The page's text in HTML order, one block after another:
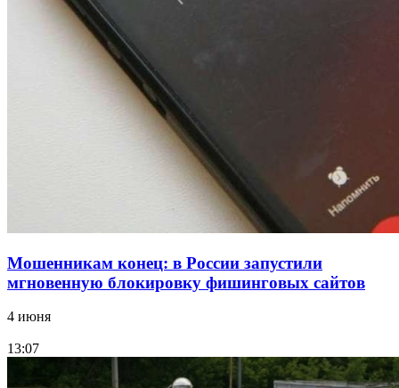
конкурс на ремонт моста через Волго‑Донской
судоходный канал
Фестиваль #ТриЧетыре в Волгограде пройдёт
11–13 сентября в рамках Года единства народов
Мошенникам конец: в России запустили
мгновенную блокировку фишинговых сайтов
4 июня
13:07